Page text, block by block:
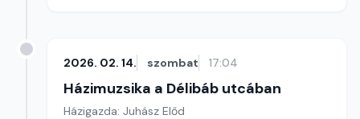
2026. 02. 14. szombat 17:04
Házimuzsika a Délibáb utcában
Házigazda: Juhász Előd